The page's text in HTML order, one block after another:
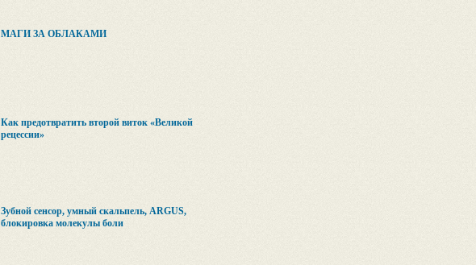
МАГИ ЗА ОБЛАКАМИ
Как предотвратить второй виток «Великой
рецессии»
Зубной сенсор, умный скальпель, ARGUS,
блокировка молекулы боли